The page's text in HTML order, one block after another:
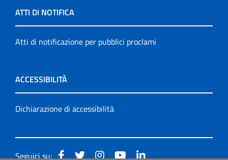
ATTI DI NOTIFICA
Atti di notificazione per pubblici proclami
ACCESSIBILITÀ
Dichiarazione di accessibilità
Seguici su: